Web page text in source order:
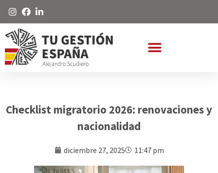
Checklist migratorio 2026: renovaciones y
nacionalidad
diciembre 27, 2025 11:47 pm